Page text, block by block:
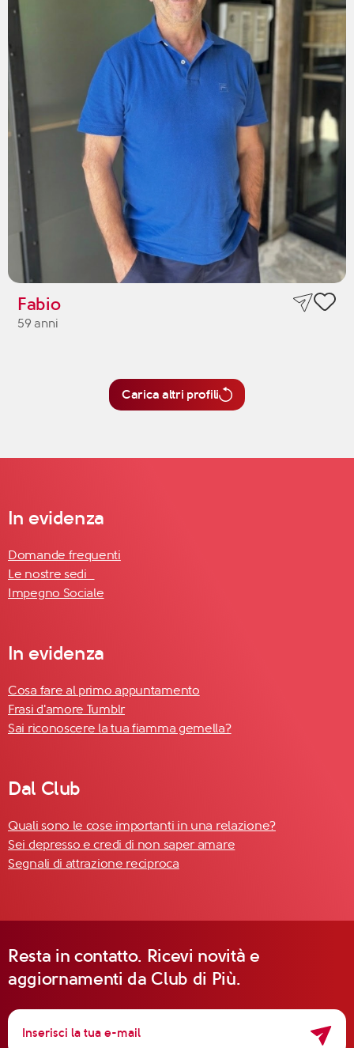
Fabio
59 anni
Carica altri profili
In evidenza
Domande frequenti
Le nostre sedi
Impegno Sociale
In evidenza
Cosa fare al primo appuntamento
Frasi d'amore Tumblr
Sai riconoscere la tua fiamma gemella?
Dal Club
Quali sono le cose importanti in una relazione?
Sei depresso e credi di non saper amare
Segnali di attrazione reciproca
Resta in contatto. Ricevi novità e
aggiornamenti da Club di Più.